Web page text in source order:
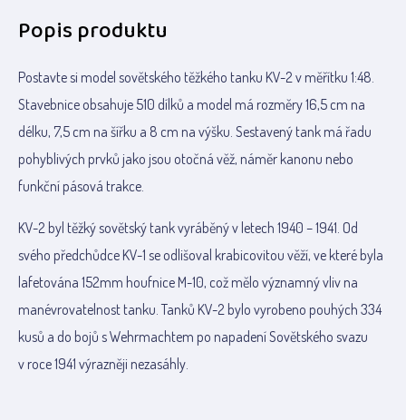
Popis produktu
Postavte si model sovětského těžkého tanku KV-2 v měřítku 1:48.
Stavebnice obsahuje 510 dílků a model má rozměry 16,5 cm na
délku, 7,5 cm na šířku a 8 cm na výšku. Sestavený tank má řadu
pohyblivých prvků jako jsou otočná věž, náměr kanonu nebo
funkční pásová trakce.
KV-2 byl těžký sovětský tank vyráběný v letech 1940 – 1941. Od
svého předchůdce KV-1 se odlišoval krabicovitou věží, ve které byla
lafetována 152mm houfnice M-10, což mělo významný vliv na
manévrovatelnost tanku. Tanků KV-2 bylo vyrobeno pouhých 334
kusů a do bojů s Wehrmachtem po napadení Sovětského svazu
v roce 1941 výrazněji nezasáhly.